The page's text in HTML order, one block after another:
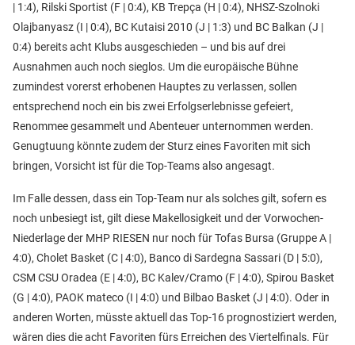
| 1:4), Rilski Sportist (F | 0:4), KB Trepça (H | 0:4), NHSZ-Szolnoki
Olajbanyasz (I | 0:4), BC Kutaisi 2010 (J | 1:3) und BC Balkan (J |
0:4) bereits acht Klubs ausgeschieden – und bis auf drei
Ausnahmen auch noch sieglos. Um die europäische Bühne
zumindest vorerst erhobenen Hauptes zu verlassen, sollen
entsprechend noch ein bis zwei Erfolgserlebnisse gefeiert,
Renommee gesammelt und Abenteuer unternommen werden.
Genugtuung könnte zudem der Sturz eines Favoriten mit sich
bringen, Vorsicht ist für die Top-Teams also angesagt.
Im Falle dessen, dass ein Top-Team nur als solches gilt, sofern es
noch unbesiegt ist, gilt diese Makellosigkeit und der Vorwochen-
Niederlage der MHP RIESEN nur noch für Tofas Bursa (Gruppe A |
4:0), Cholet Basket (C | 4:0), Banco di Sardegna Sassari (D | 5:0),
CSM CSU Oradea (E | 4:0), BC Kalev/Cramo (F | 4:0), Spirou Basket
(G | 4:0), PAOK mateco (I | 4:0) und Bilbao Basket (J | 4:0). Oder in
anderen Worten, müsste aktuell das Top-16 prognostiziert werden,
wären dies die acht Favoriten fürs Erreichen des Viertelfinals. Für